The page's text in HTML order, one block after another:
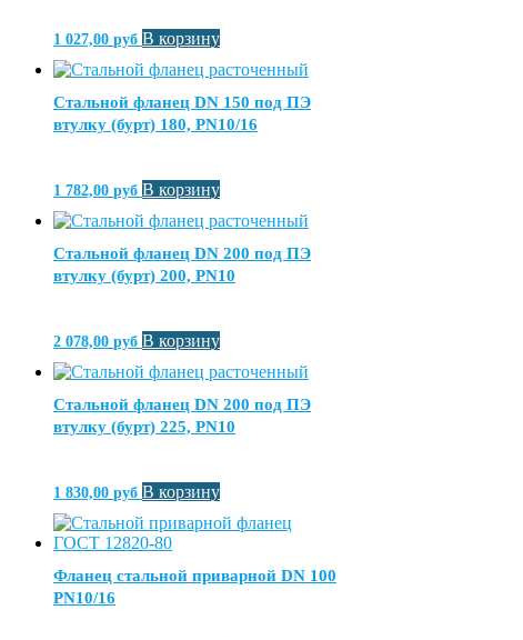
1 027,00 руб В корзину
Стальной фланец DN 150 под ПЭ
втулку (бурт) 180, PN10/16
1 782,00 руб В корзину
Стальной фланец DN 200 под ПЭ
втулку (бурт) 200, PN10
2 078,00 руб В корзину
Стальной фланец DN 200 под ПЭ
втулку (бурт) 225, PN10
1 830,00 руб В корзину
Фланец стальной приварной DN 100
PN10/16